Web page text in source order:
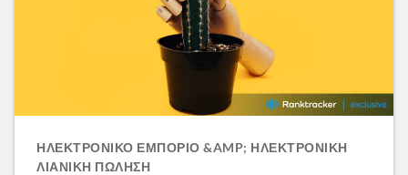
ΗΛΕΚΤΡΟΝΙΚΌ ΕΜΠΌΡΙΟ &AMP; ΗΛΕΚΤΡΟΝΙΚΉ
ΛΙΑΝΙΚΉ ΠΏΛΗΣΗ